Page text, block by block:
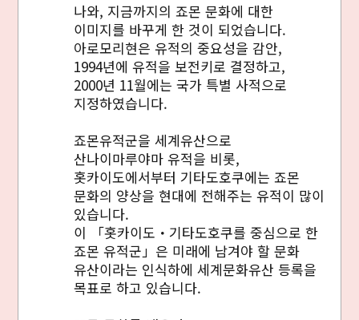
나와, 지금까지의 죠몬 문화에 대한
이미지를 바꾸게 한 것이 되었습니다.
아로모리현은 유적의 중요성을 감안,
1994년에 유적을 보전키로 결정하고,
2000년 11월에는 국가 특별 사적으로
지정하였습니다.
죠몬유적군을 세계유산으로
산나이마루야마 유적을 비롯,
홋카이도에서부터 기타도호쿠에는 죠몬
문화의 양상을 현대에 전해주는 유적이 많이
있습니다.
이 「홋카이도・기타도호쿠를 중심으로 한
죠몬 유적군」은 미래에 남겨야 할 문화
유산이라는 인식하에 세계문화유산 등록을
목표로 하고 있습니다.